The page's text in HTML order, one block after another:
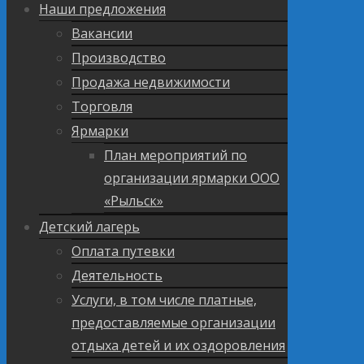
Наши предложения
Вакансии
Производство
Продажа недвижимости
Торговля
Ярмарки
План мероприятий по
организации ярмарки ООО
«Рыльск»
Детский лагерь
Оплата путевки
Деятельность
Услуги, в том числе платные,
предоставляемые организации
отдыха детей и их оздоровления